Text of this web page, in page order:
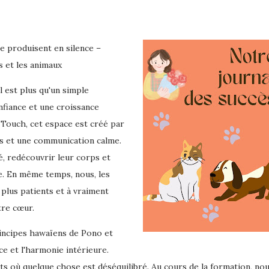
produisent en silence –
et les animaux
plus qu'un simple
et une croissance
cet espace est créé par
une communication calme.
redécouvrir leur corps et
même temps, nous, les
patients et à vraiment
cœur.
hawaïens de Pono et
et l'harmonie intérieure.
où quelque chose est déséquilibré. Au cours de la formation,